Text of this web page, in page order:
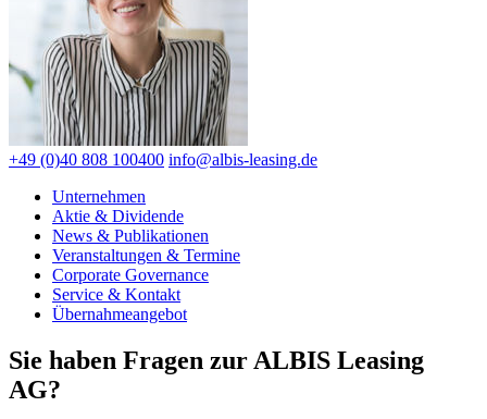
+49 (0)40 808 100400 info@albis-leasing.de
Unternehmen
Aktie & Dividende
News & Publikationen
Veranstaltungen & Termine
Corporate Governance
Service & Kontakt
Übernahmeangebot
Sie haben Fragen zur ALBIS Leasing
AG?